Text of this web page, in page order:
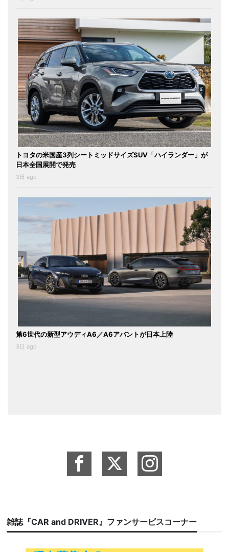
トヨタの米国産3列シートミッドサイズSUV「ハイランダー」が
日本全国展開で発売
3日 ago
第6世代の新型アウディA6／A6アバントが日本上陸
3日 ago
雑誌『CAR and DRIVER』ファンサービスコーナー